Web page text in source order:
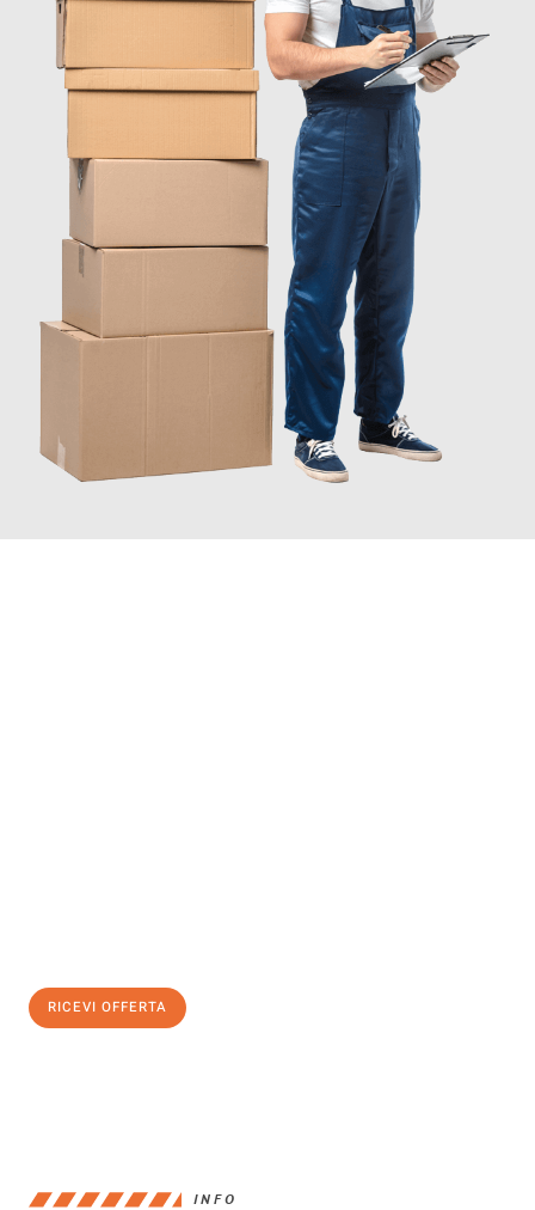
RICEVI OFFERTA
INFO